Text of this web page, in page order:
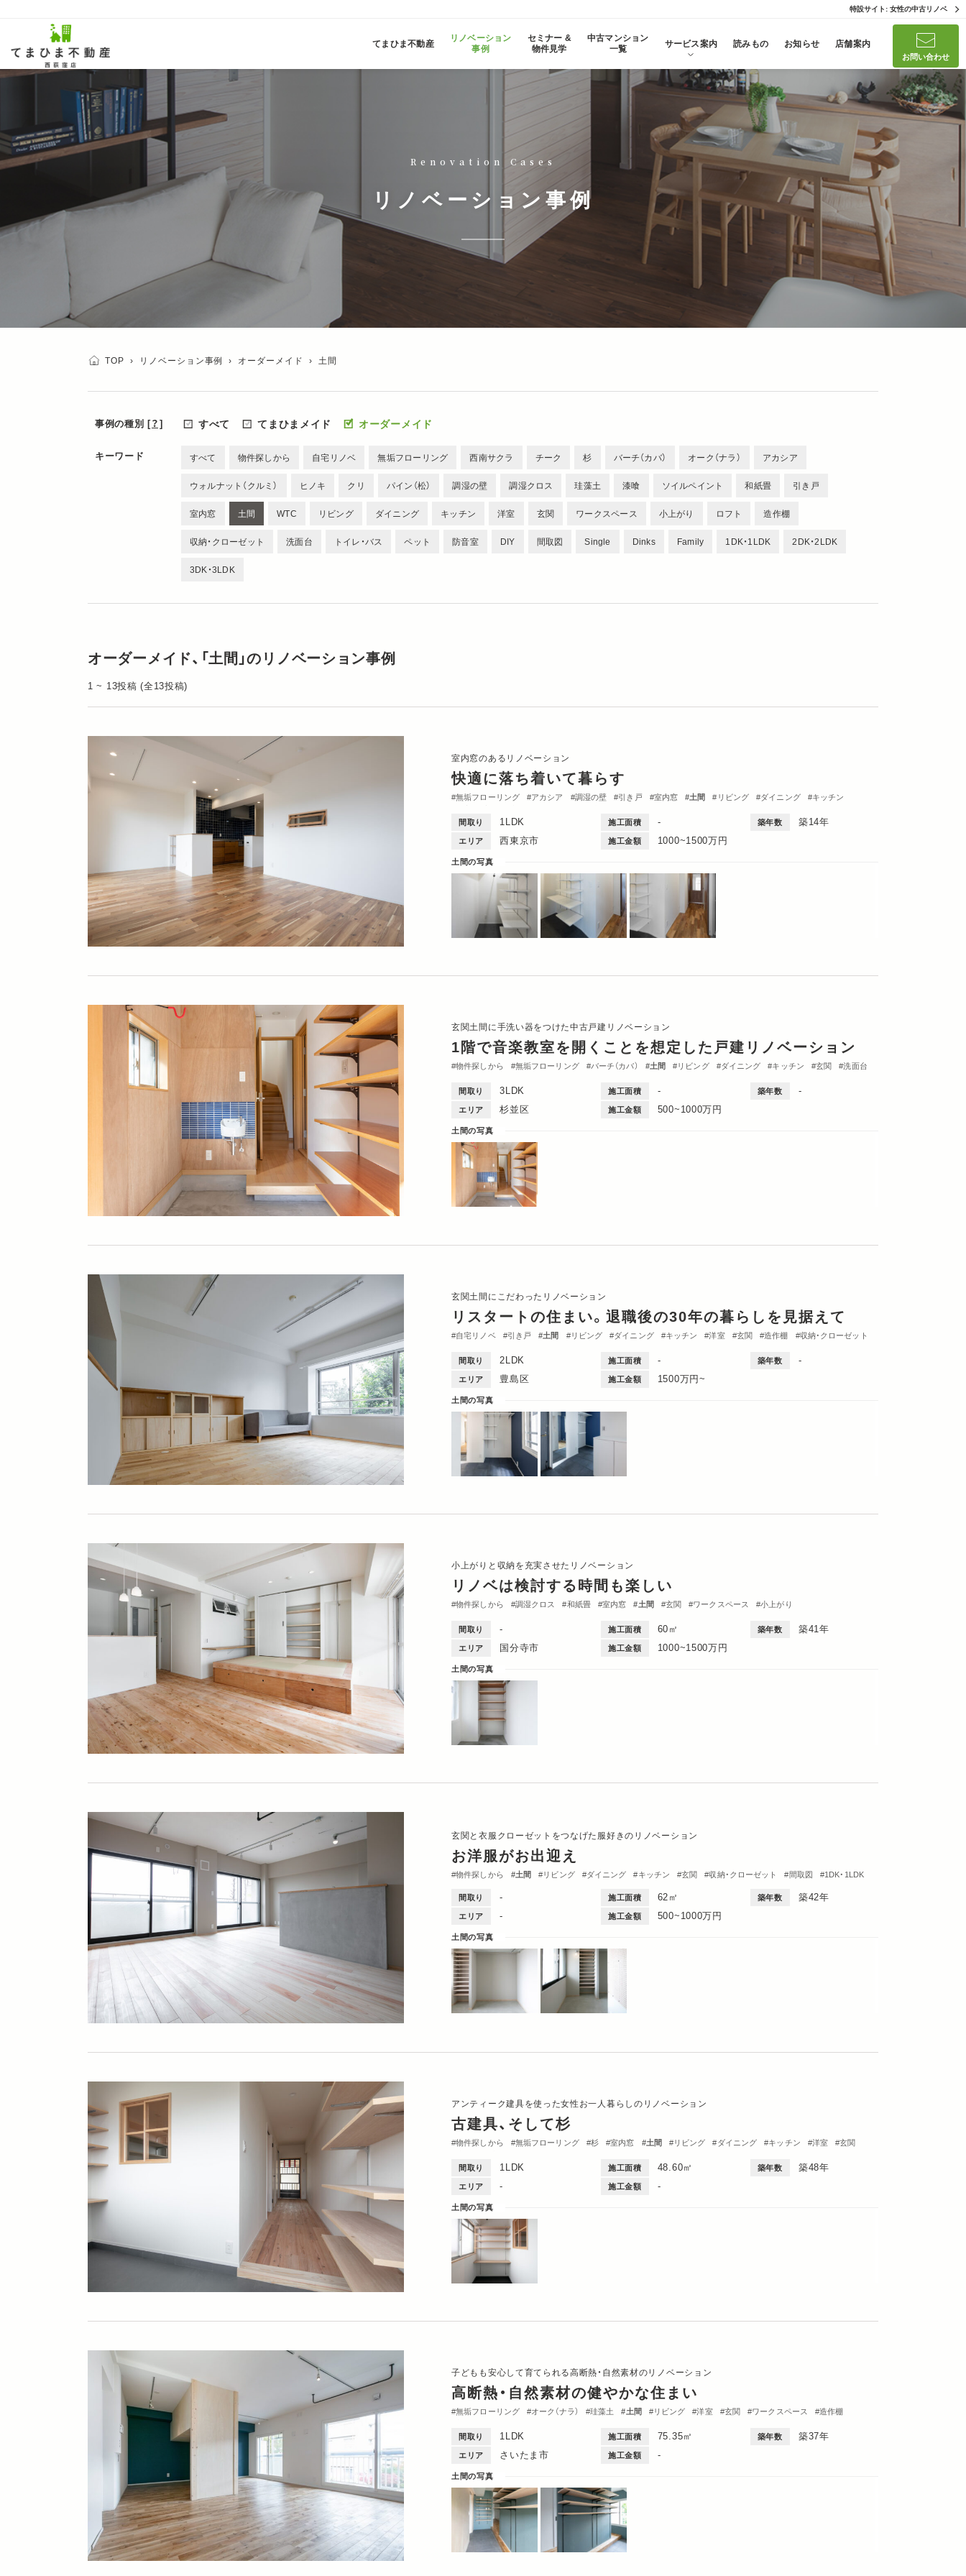
特設サイト: 女性の中古リノベ
てまひま不動産
リノベーション
事例
セミナー &
物件見学
中古マンション
一覧
サービス案内 読みもの お知らせ 店舗案内
お問い合わせ
Renovation Cases
リノベーション事例
TOP › リノベーション事例 › オーダーメイド › 土間
事例の種別 [？] すべて てまひまメイド オーダーメイド
キーワード すべて 物件探しから 自宅リノベ 無垢フローリング 西南サクラ チーク 杉 バーチ（カバ） オーク（ナラ） アカシア
ウォルナット（クルミ） ヒノキ クリ パイン（松） 調湿の壁 調湿クロス 珪藻土 漆喰 ソイルペイント 和紙畳 引き戸
室内窓 土間 WTC リビング ダイニング キッチン 洋室 玄関 ワークスペース 小上がり ロフト 造作棚
収納・クローゼット 洗面台 トイレ・バス ペット 防音室 DIY 間取図 Single Dinks Family 1DK・1LDK 2DK・2LDK
3DK・3LDK
オーダーメイド、「土間」のリノベーション事例
1 ~ 13投稿 (全13投稿)
室内窓のあるリノベーション
快適に落ち着いて暮らす
無垢フローリング アカシア 調湿の壁 引き戸 室内窓 土間 リビング ダイニング
キッチン
間取り
1LDK 施工面積 - 築年数 築14年
エリア 西東京市 施工金額 1000~1500万円
土間の写真
玄関土間に手洗い器をつけた中古戸建リノベーション
1階で音楽教室を開くことを想定した戸建リノベーション
物件探しから 無垢フローリング バーチ（カバ） 土間 リビング ダイニング キッチン 玄関
洗面台
間取り
3LDK 施工面積 - 築年数 -
エリア 杉並区 施工金額 500~1000万円
土間の写真
玄関土間にこだわったリノベーション
リスタートの住まい。退職後の30年の暮らしを見据えて
自宅リノベ 引き戸 土間 リビング ダイニング キッチン 洋室 玄関 造作棚
収納・クローゼット
間取り
2LDK 施工面積 - 築年数 -
エリア 豊島区 施工金額 1500万円~
土間の写真
小上がりと収納を充実させたリノベーション
リノベは検討する時間も楽しい
物件探しから 調湿クロス 和紙畳 室内窓 土間 玄関 ワークスペース
小上がり
間取り
- 施工面積 60㎡ 築年数 築41年
エリア 国分寺市 施工金額 1000~1500万円
土間の写真
玄関と衣服クローゼットをつなげた服好きのリノベーション
お洋服がお出迎え
物件探しから 土間 リビング ダイニング キッチン 玄関 収納・クローゼット 間取図 1DK・1LDK
間取り - 施工面積 62㎡ 築年数 築42年
エリア - 施工金額 500~1000万円
土間の写真
アンティーク建具を使った女性お一人暮らしのリノベーション
古建具、そして杉
物件探しから 無垢フローリング 杉 室内窓 土間 リビング ダイニング キッチン 洋室
玄関
間取り
1LDK 施工面積 48.60㎡ 築年数 築48年
エリア - 施工金額 -
土間の写真
子どもも安心して育てられる高断熱・自然素材のリノベーション
高断熱・自然素材の健やかな住まい
無垢フローリング オーク（ナラ） 珪藻土 土間 リビング 洋室 玄関 ワークスペース
造作棚
間取り
1LDK 施工面積 75.35㎡ 築年数 築37年
エリア さいたま市 施工金額 -
土間の写真